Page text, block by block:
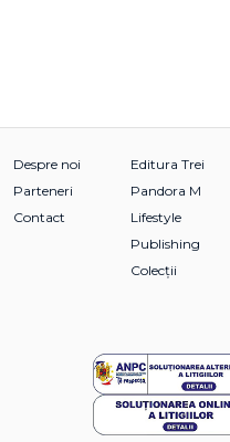
Despre noi
Parteneri
Contact
Editura Trei
Pandora M
Lifestyle
Publishing
Colecții